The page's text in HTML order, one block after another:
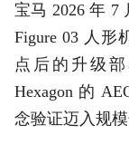
宝马 2026 年 7
Figure 03 人形
点后的升级
Hexagon 的
念验证迈入规